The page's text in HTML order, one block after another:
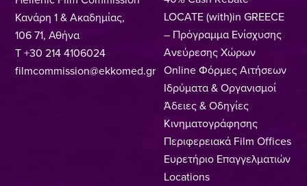
Κανάρη 1 & Ακαδημίας,
106 71, Αθήνα
T +30 214 4106024
filmcommission@ekkomed.gr
LOCATE (with)in GREECE
– Πρόγραμμα Ενίσχυσης
Ανεύρεσης Χώρων
Online Φόρμες Αιτήσεων
Ιδρύματα & Οργανισμοί
Άδειες & Οδηγίες
Κινηματογράφησης
Περιφερειακά Film Offices
Ευρετήριο Επαγγελματιών
Locations